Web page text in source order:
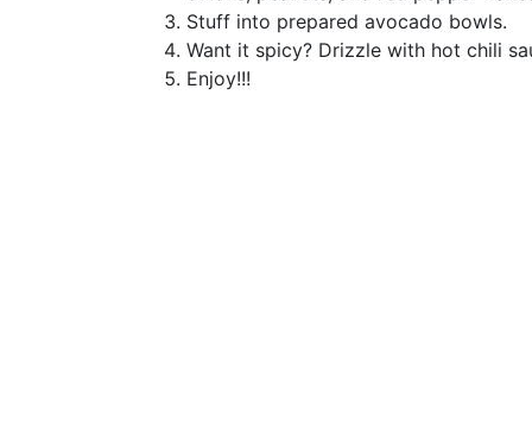
Stuff into prepared avocado bowls.
Want it spicy? Drizzle with hot chili
Enjoy!!!